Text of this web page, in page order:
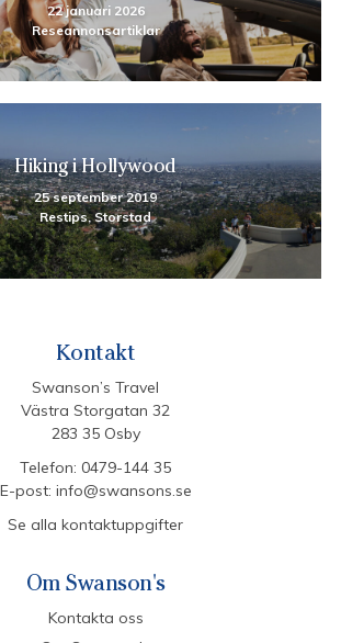
22 januari 2026
Reseannonsartiklar
Hiking i Hollywood
25 september 2019
Restips, Storstad
Kontakt
Swanson’s Travel
Västra Storgatan 32
283 35 Osby
Telefon: 0479-144 35
E-post: info@swansons.se
Se alla kontaktuppgifter
Om Swanson's
Kontakta oss